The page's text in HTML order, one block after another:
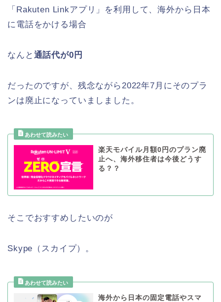
「Rakuten Linkアプリ」を利用して、海外から日本
に電話をかける場合
なんと 通話代が0円
だったのですが、残念ながら2022年7月にそのプラ
ンは廃止になっていましました。
楽天モバイル月額0円のプラン廃
止へ、海外移住者は今後どうす
る？？
そこでおすすめしたいのが
Skype（スカイプ）。
海外から日本の固定電話やスマ